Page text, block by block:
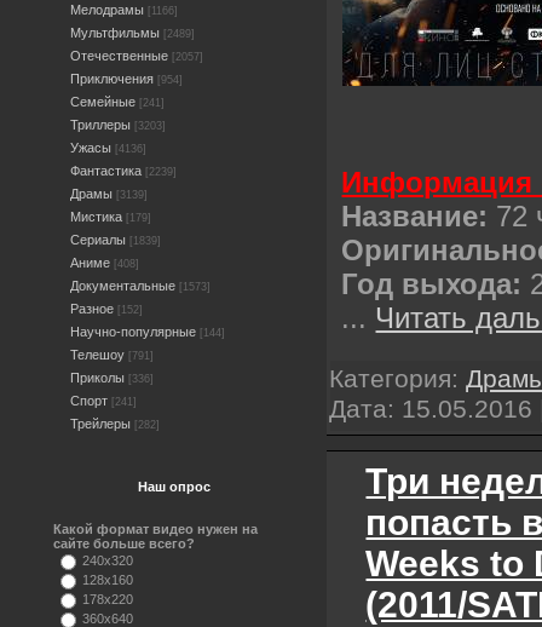
Мелодрамы [1166]
Мультфильмы [2489]
Отечественные [2057]
Приключения [954]
Семейные [241]
Триллеры [3203]
Ужасы [4136]
Фантастика [2239]
Драмы [3139]
Мистика [179]
Сериалы [1839]
Аниме [408]
Документальные [1573]
Разное [152]
Научно-популярные [144]
Телешоу [791]
Приколы [336]
Спорт [241]
Трейлеры [282]
Наш опрос
Какой формат видео нужен на
сайте больше всего?
240x320
128x160
178x220
360x640
Название: 72
Год выхода:
... Читать
Категория:
Дата: 15.05.2016
Три
попасть
Weeks to
(2011/